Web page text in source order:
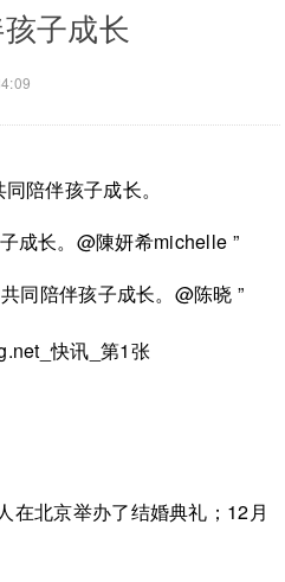
子成长
陪伴孩子成长。
成长。@陳妍希michelle ​”
同陪伴孩子成长。@陈晓 ”
在北京举办了结婚典礼；12月